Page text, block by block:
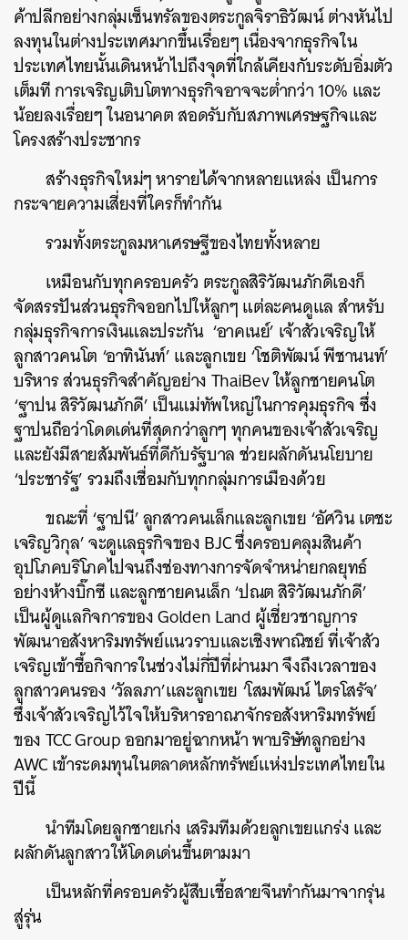
ค้าปลีกอย่างกลุ่มเซ็นทรัลของตระกูลจิราธิวัฒน์ ต่างหันไป
ลงทุนในต่างประเทศมากขึ้นเรื่อยๆ เนื่องจากธุรกิจใน
ประเทศไทยนั้นเดินหน้าไปถึงจุดที่ใกล้เคียงกับระดับอิ่มตัว
เต็มที การเจริญเติบโตทางธุรกิจอาจจะต่ำกว่า 10% และ
น้อยลงเรื่อยๆ ในอนาคต สอดรับกับสภาพเศรษฐกิจและ
โครงสร้างประชากร
สร้างธุรกิจใหม่ๆ หารายได้จากหลายแหล่ง เป็นการ
กระจายความเสี่ยงที่ใครก็ทำกัน
รวมทั้งตระกูลมหาเศรษฐีของไทยทั้งหลาย
เหมือนกับทุกครอบครัว ตระกูลสิริวัฒนภักดีเองก็
จัดสรรปันส่วนธุรกิจออกไปให้ลูกๆ แต่ละคนดูแล สำหรับ
กลุ่มธุรกิจการเงินและประกัน ‘อาคเนย์’ เจ้าสัวเจริญให้
ลูกสาวคนโต ‘อาทินันท์’ และลูกเขย ‘โชติพัฒน์ พีชานนท์’
บริหาร ส่วนธุรกิจสำคัญอย่าง ThaiBev ให้ลูกชายคนโต
‘ฐาปน สิริวัฒนภักดี’ เป็นแม่ทัพใหญ่ในการคุมธุรกิจ ซึ่ง
ฐาปนถือว่าโดดเด่นที่สุดกว่าลูกๆ ทุกคนของเจ้าสัวเจริญ
และยังมีสายสัมพันธ์ที่ดีกับรัฐบาล ช่วยผลักดันนโยบาย
‘ประชารัฐ’ รวมถึงเชื่อมกับทุกกลุ่มการเมืองด้วย
ขณะที่ ‘ฐาปนี’ ลูกสาวคนเล็กและลูกเขย ‘อัศวิน เตชะ
เจริญวิกุล’ จะดูแลธุรกิจของ BJC ซึ่งครอบคลุมสินค้า
อุปโภคบริโภคไปจนถึงช่องทางการจัดจำหน่ายกลยุทธ์
อย่างห้างบิ๊กซี และลูกชายคนเล็ก ‘ปณต สิริวัฒนภักดี’
เป็นผู้ดูแลกิจการของ Golden Land ผู้เชี่ยวชาญการ
พัฒนาอสังหาริมทรัพย์แนวราบและเชิงพาณิชย์ ที่เจ้าสัว
เจริญเข้าซื้อกิจการในช่วงไม่กี่ปีที่ผ่านมา จึงถึงเวลาของ
ลูกสาวคนรอง ‘วัลลภา’และลูกเขย ‘โสมพัฒน์ ไตรโสรัจ’
ซึ่งเจ้าสัวเจริญไว้ใจให้บริหารอาณาจักรอสังหาริมทรัพย์
ของ TCC Group ออกมาอยู่ฉากหน้า พาบริษัทลูกอย่าง
AWC เข้าระดมทุนในตลาดหลักทรัพย์แห่งประเทศไทยใน
ปีนี้
นำทีมโดยลูกชายเก่ง เสริมทีมด้วยลูกเขยแกร่ง และ
ผลักดันลูกสาวให้โดดเด่นขึ้นตามมา
เป็นหลักที่ครอบครัวผู้สืบเชื้อสายจีนทำกันมาจากรุ่น
สู่รุ่น